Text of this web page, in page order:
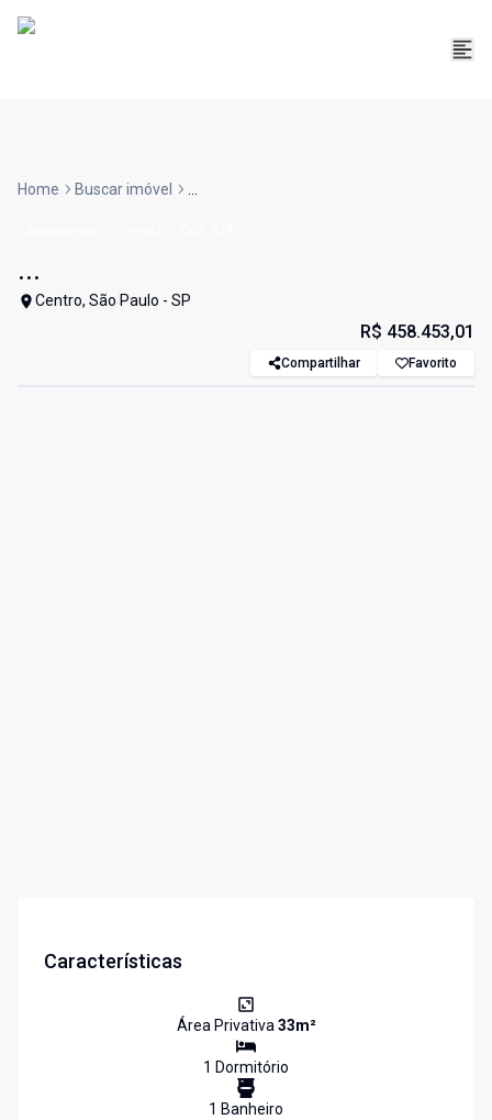
Home Buscar imóvel ...
...
Centro, São Paulo - SP
R$ 458.453,01
Compartilhar Favorito
Características
Área Privativa33m²
1 Dormitório
1 Banheiro